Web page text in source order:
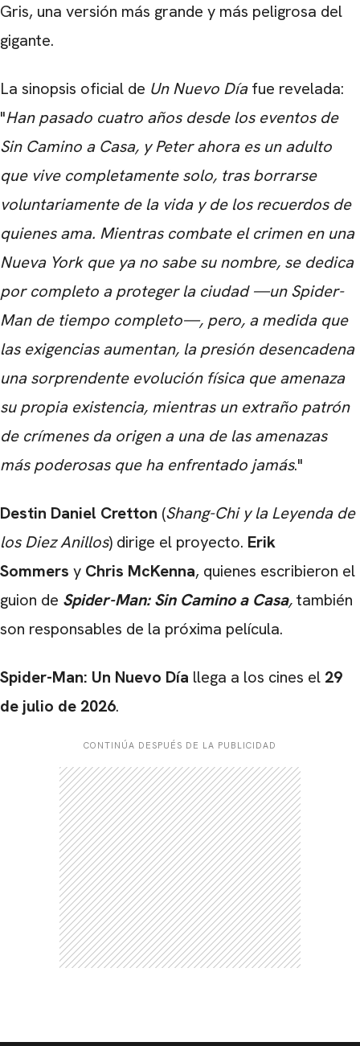
Gris, una versión más grande y más peligrosa del
gigante.
La sinopsis oficial de Un Nuevo Díafue revelada:
"Han pasado cuatro años desde los eventos de
Sin Camino a Casa, y Peter ahora es un adulto
que vive completamente solo, tras borrarse
voluntariamente de la vida y de los recuerdos de
quienes ama. Mientras combate el crimen en una
Nueva York que ya no sabe su nombre, se dedica
por completo a proteger la ciudad —un Spider-
Man de tiempo completo—, pero, a medida que
las exigencias aumentan, la presión desencadena
una sorprendente evolución física que amenaza
su propia existencia, mientras un extraño patrón
de crímenes da origen a una de las amenazas
más poderosas que ha enfrentado jamás."
Destin Daniel Cretton (Shang-Chi y la Leyenda de
los Diez Anillos) dirige el proyecto. Erik
Sommers y Chris McKenna, quienes escribieron el
guion de Spider-Man: Sin Camino a Casa,también
son responsables de la próxima película.
Spider-Man: Un Nuevo Día llega a los cines el 29
de julio de 2026.
CONTINÚA DESPUÉS DE LA PUBLICIDAD